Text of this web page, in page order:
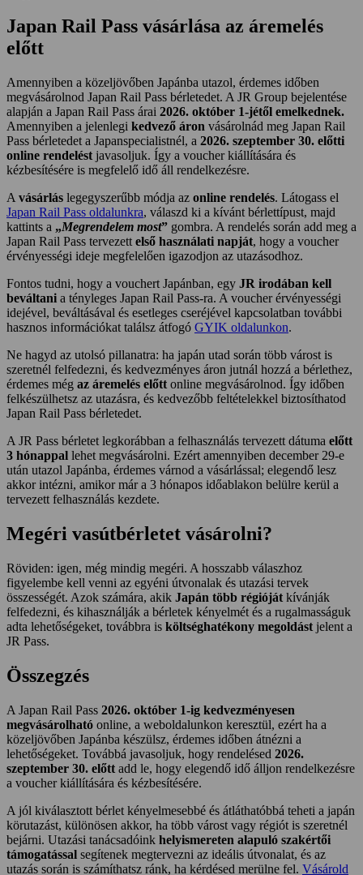
Japan Rail Pass vásárlása az áremelés
előtt
Amennyiben a közeljövőben Japánba utazol, érdemes időben
megvásárolnod Japan Rail Pass bérletedet. A JR Group bejelentése
alapján a Japan Rail Pass árai 2026. október 1-jétől emelkednek.
Amennyiben a jelenlegi kedvező áron vásárolnád meg Japan Rail
Pass bérletedet a Japanspecialistnél, a 2026. szeptember 30. előtti
online rendelést javasoljuk. Így a voucher kiállítására és
kézbesítésére is megfelelő idő áll rendelkezésre.
A vásárlás legegyszerűbb módja az online rendelés. Látogass el
Japan Rail Pass oldalunkra, válaszd ki a kívánt bérlettípust, majd
kattints a „Megrendelem most” gombra. A rendelés során add meg a
Japan Rail Pass tervezett első használati napját, hogy a voucher
érvényességi ideje megfelelően igazodjon az utazásodhoz.
Fontos tudni, hogy a vouchert Japánban, egy JR irodában kell
beváltani a tényleges Japan Rail Pass-ra. A voucher érvényességi
idejével, beváltásával és esetleges cseréjével kapcsolatban további
hasznos információkat találsz átfogó GYIK oldalunkon.
Ne hagyd az utolsó pillanatra: ha japán utad során több várost is
szeretnél felfedezni, és kedvezményes áron jutnál hozzá a bérlethez,
érdemes még az áremelés előtt online megvásárolnod. Így időben
felkészülhetsz az utazásra, és kedvezőbb feltételekkel biztosíthatod
Japan Rail Pass bérletedet.
A JR Pass bérletet legkorábban a felhasználás tervezett dátuma előtt
3 hónappal lehet megvásárolni. Ezért amennyiben december 29-e
után utazol Japánba, érdemes várnod a vásárlással; elegendő lesz
akkor intézni, amikor már a 3 hónapos időablakon belülre kerül a
tervezett felhasználás kezdete.
Megéri vasútbérletet vásárolni?
Röviden: igen, még mindig megéri. A hosszabb válaszhoz
figyelembe kell venni az egyéni útvonalak és utazási tervek
összességét. Azok számára, akik Japán több régióját kívánják
felfedezni, és kihasználják a bérletek kényelmét és a rugalmasságuk
adta lehetőségeket, továbbra is költséghatékony megoldást jelent a
JR Pass.
Összegzés
A Japan Rail Pass 2026. október 1-ig kedvezményesen
megvásárolható online, a weboldalunkon keresztül, ezért ha a
közeljövőben Japánba készülsz, érdemes időben átnézni a
lehetőségeket. Továbbá javasoljuk, hogy rendelésed 2026.
szeptember 30. előtt add le, hogy elegendő idő álljon rendelkezésre
a voucher kiállítására és kézbesítésére.
A jól kiválasztott bérlet kényelmesebbé és átláthatóbbá teheti a japán
körutazást, különösen akkor, ha több várost vagy régiót is szeretnél
bejárni. Utazási tanácsadóink helyismereten alapuló szakértői
támogatással segítenek megtervezni az ideális útvonalat, és az
utazás során is számíthatsz ránk, ha kérdésed merülne fel. Vásárold